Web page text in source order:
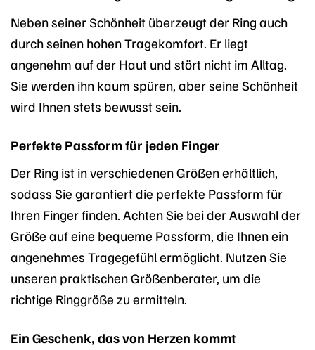
Neben seiner Schönheit überzeugt der Ring auch
durch seinen hohen Tragekomfort. Er liegt
angenehm auf der Haut und stört nicht im Alltag.
Sie werden ihn kaum spüren, aber seine Schönheit
wird Ihnen stets bewusst sein.
Perfekte Passform für jeden Finger
Der Ring ist in verschiedenen Größen erhältlich,
sodass Sie garantiert die perfekte Passform für
Ihren Finger finden. Achten Sie bei der Auswahl der
Größe auf eine bequeme Passform, die Ihnen ein
angenehmes Tragegefühl ermöglicht. Nutzen Sie
unseren praktischen Größenberater, um die
richtige Ringgröße zu ermitteln.
Ein Geschenk, das von Herzen kommt